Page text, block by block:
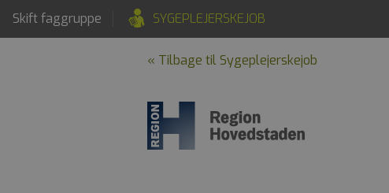
Skift faggruppe SYGEPLEJERSKEJOB
« Tilbage til Sygeplejerskejob